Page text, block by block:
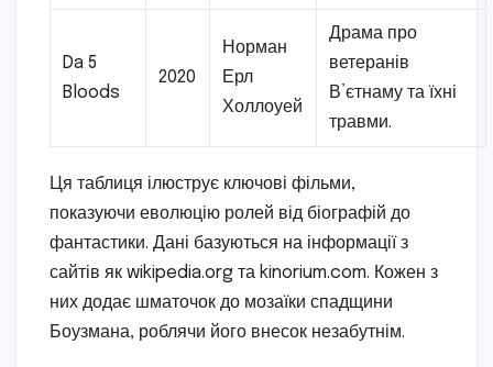
Da 5
Bloods
2020
Норман
Ерл
Холлоуей
Драма про
ветеранів
В’єтнаму та їхні
травми.
Ця таблиця ілюструє ключові фільми,
показуючи еволюцію ролей від біографій до
фантастики. Дані базуються на інформації з
сайтів як wikipedia.org та kinorium.com. Кожен з
них додає шматочок до мозаїки спадщини
Боузмана, роблячи його внесок незабутнім.